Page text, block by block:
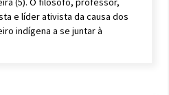
e líder ativista da causa dos
indígena a se juntar à